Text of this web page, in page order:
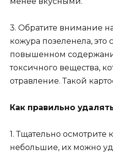
3. Обратите внимание
кожура позеленела, это
повышенном
токсичного вещества,
отравление. Такой
Как правильно
1. Тщательно осмотрите
небольшие, их можно